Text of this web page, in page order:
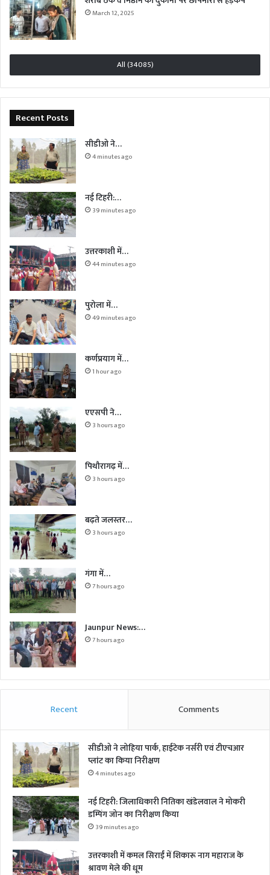
March 12, 2025
All (34085)
Recent Posts
सीडीओ ने…
4 minutes ago
नई टिहरी:…
39 minutes ago
उत्तरकाशी में…
44 minutes ago
पुरोला में…
49 minutes ago
कर्णप्रयाग में…
1 hour ago
एएसपी ने…
3 hours ago
पिथौरागढ़ में…
3 hours ago
बढ़ते जलस्तर…
3 hours ago
गंगा में…
7 hours ago
Jaunpur News:…
7 hours ago
Recent Comments
सीडीओ ने लोहिया पार्क, हाईटेक नर्सरी एवं टीएचआर
प्लांट का किया निरीक्षण
4 minutes ago
नई टिहरी: जिलाधिकारी नितिका खंडेलवाल ने मोकरी
डम्पिंग जोन का निरीक्षण किया
39 minutes ago
उत्तरकाशी में कमल सिराईं में शिकारू नाग महाराज के
श्रावण मेले की धूम